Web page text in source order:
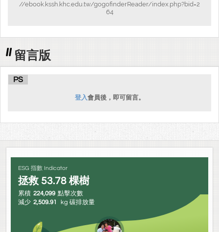
//ebook.kssh.khc.edu.tw/gogofinderReader/index.php?bid=2
64
留言版
PS
登入會員後，即可留言。
ESG 指數 Indicator
拯救 53.78 棵樹
累積 224,099 點擊次數
減少 2,509.91 kg 碳排放量